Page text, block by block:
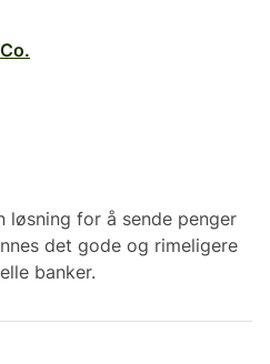
løsning for å sende penger
det gode og rimeligere
banker.